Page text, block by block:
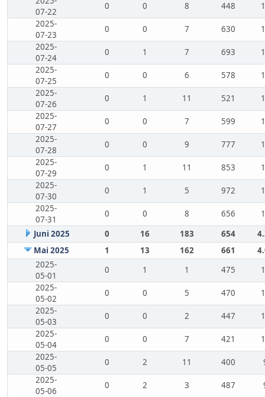
07-22
0 0 8 448
2025-
07-23
0 0 7 630
2025-
07-24
0 1 7 693
2025-
07-25
0 0 6 578
2025-
07-26
0 1 11 521
2025-
07-27
0 0 7 599
2025-
07-28
0 0 9 777
2025-
07-29
0 1 11 853
2025-
07-30
0 1 5 972
2025-
07-31
0 0 8 656
Juni 2025
0 16 183 654
Mai 2025
1 13 162 661
2025-
05-01
0 1 1 475
2025-
05-02
0 0 5 470
2025-
05-03
0 0 2 447
2025-
05-04
0 0 7 421
2025-
05-05
0 2 11 400
2025-
05-06
0 2 3 487